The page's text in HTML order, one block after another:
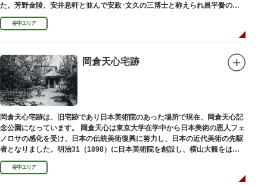
た。芳野金陵、安井息軒と並んで安政･文久の三博士と称えられ昌平黌の教
授として多くの文人を育て、慶応3年 （1867）に没しました。
谷中エリア
岡倉天心宅跡
岡倉天心宅跡は、旧宅跡であり日本美術院のあった場所で現在、岡倉天心記
念公園になっています。 岡倉天心は東京大学在学中から日本美術の恩人フェ
ノロサの感化を受け、日本の伝統美術復興に努力し、日本の近代美術の先駆
者となりました。明治31（1898）に日本美術院を創設し、横山大観をはじ
め優れた画家を世に送り出しました。
谷中エリア